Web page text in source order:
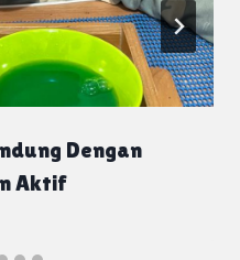
Dengan
Aktif